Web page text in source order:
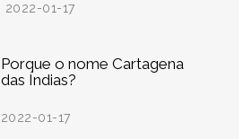
2022-01-17
Porque o nome Cartagena
das Índias?
2022-01-17